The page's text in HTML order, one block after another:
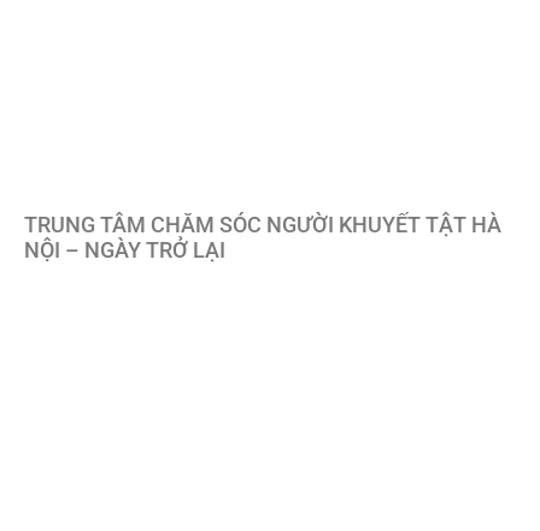
TRUNG TÂM CHĂM SÓC NGƯỜI KHUYẾT TẬT HÀ
NỘI – NGÀY TRỞ LẠI